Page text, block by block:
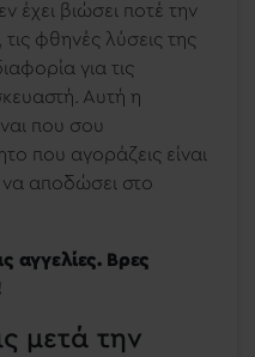
έχει βιώσει ποτέ την
φθηνές λύσεις της
για τις
Αυτή η
που σου
που αγοράζεις είναι
να αποδώσει στο
αγγελίες. Βρες
μετά την